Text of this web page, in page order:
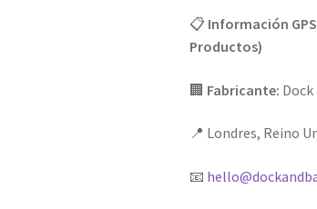
📋 Información
Productos)
🏢 Fabricante: Dock
📍 Londres, Reino
📧